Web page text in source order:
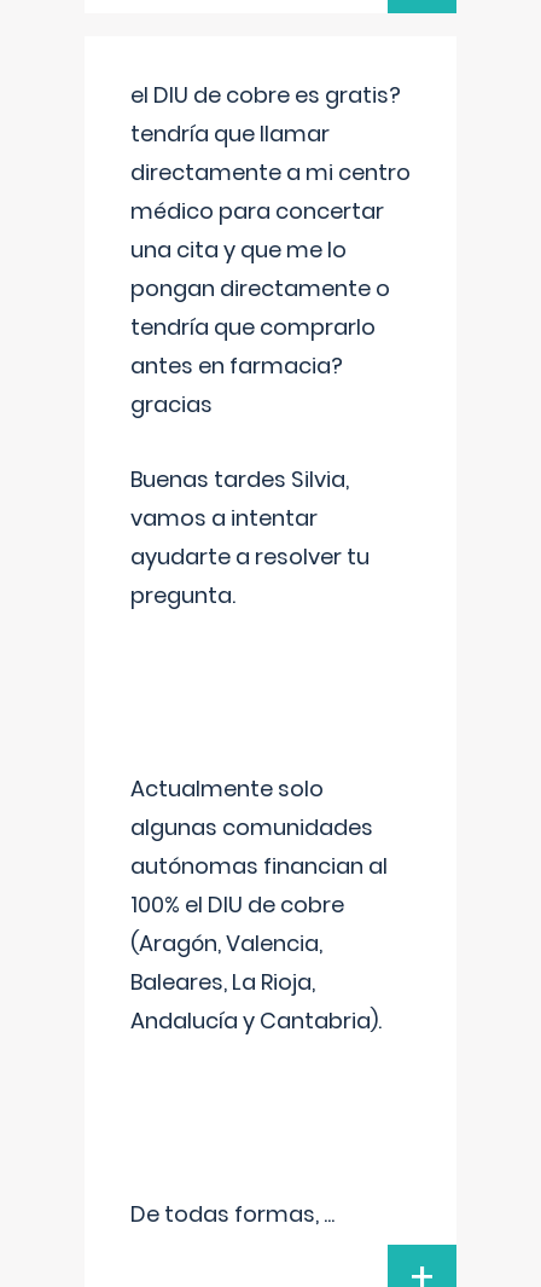
el DIU de cobre es gratis?
tendría que llamar
directamente a mi centro
médico para concertar
una cita y que me lo
pongan directamente o
tendría que comprarlo
antes en farmacia?
gracias
Buenas tardes Silvia,
vamos a intentar
ayudarte a resolver tu
pregunta.
Actualmente solo
algunas comunidades
autónomas financian al
100% el DIU de cobre
(Aragón, Valencia,
Baleares, La Rioja,
Andalucía y Cantabria).
De todas formas, ...